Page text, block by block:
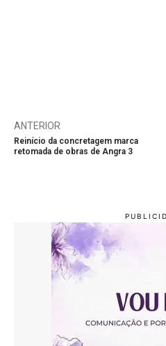
ANTERIOR
Reinício da concretagem marca
retomada de obras de Angra 3